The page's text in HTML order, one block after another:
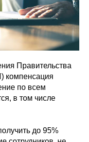
Правительства
компенсация
по всем
в том числе
до 95%